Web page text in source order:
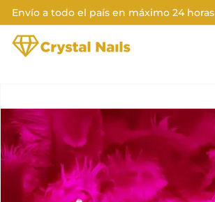
directamente
contenido
Diapositivas
Envío a todo el país en máximo 24 horas
C
T
A
L
N